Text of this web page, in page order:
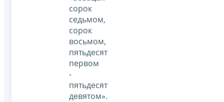
сорок
седьмом,
сорок
восьмом,
пятьдесят
первом
-
пятьдесят
девятом».